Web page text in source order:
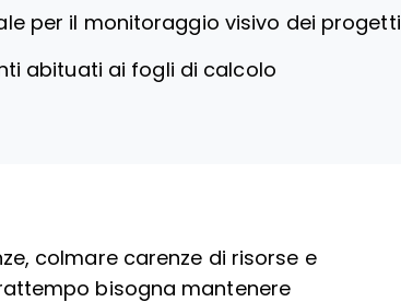
per il monitoraggio visivo dei progetti
abituati ai fogli di calcolo
colmare carenze di risorse e
bisogna mantenere